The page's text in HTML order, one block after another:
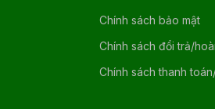
Chính sách bảo mật
Chính sách đổi trả/
Chính sách thanh